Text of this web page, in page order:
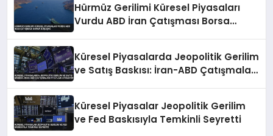
Hürmüz Gerilimi Küresel Piyasaları
Vurdu ABD İran Çatışması Borsa
Küresel Piyasalarda Jeopolitik Gerilim
ve Satış Baskısı: İran-ABD Çatışmaları
Küresel Piyasalar Jeopolitik Gerilim
ve Fed Baskısıyla Temkinli Seyretti